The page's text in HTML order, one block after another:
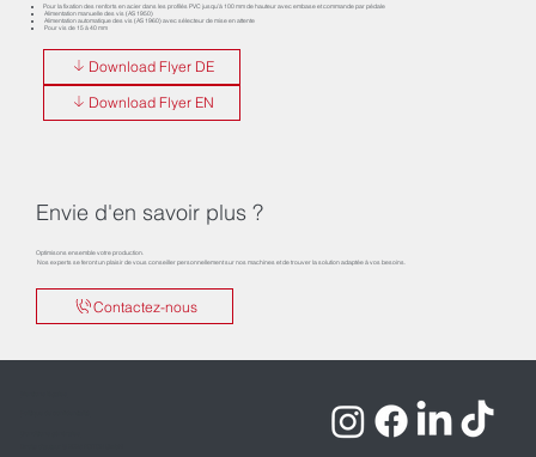
Pour la fixation des renforts en acier dans les profilés PVC jusqu’à 100 mm de hauteur avec embase et commande par pédale
Alimentation manuelle des vis (AS 1950)
Alimentation automatique des vis (AS 1960) avec sélecteur de mise en attente
Pour vis de 15 à 40 mm
Download Flyer DE
Download Flyer EN
Envie d'en savoir plus ?
Optimisons ensemble votre production.
Nos experts se feront un plaisir de vous conseiller personnellement sur nos machines et de trouver la solution adaptée à vos besoins.
Contactez-nous